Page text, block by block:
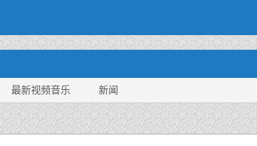
最新视频音乐 新闻